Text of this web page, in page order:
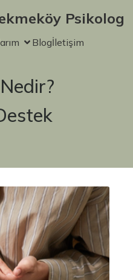
Psikolog
Blogİletişim